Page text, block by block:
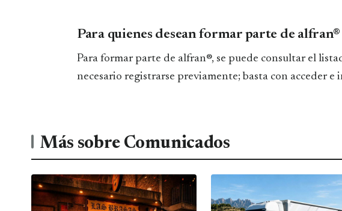
Para quienes desean formar parte de alfran®
Para formar parte de alfran®, se puede consultar el
necesario registrarse previamente; basta con acceder e
Más sobre Comunicados